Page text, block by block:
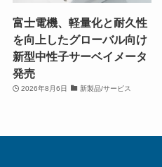
富士電機、軽量化と耐久性
を向上したグローバル向け
新型中性子サーベイメータ
発売
2026年8月6日 新製品/サービス